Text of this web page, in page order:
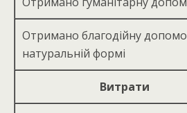
Отримано благодійну
натуральній формі
Витрати